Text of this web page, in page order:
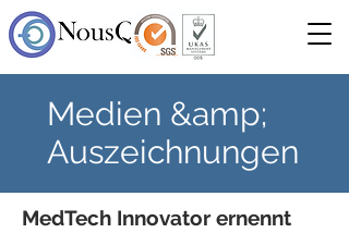
Medien &amp;
Auszeichnungen
MedTech Innovator ernennt